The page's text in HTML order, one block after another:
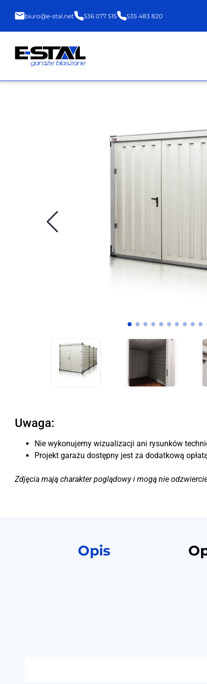
biuro@e-stal.net 536 077 515 535 483 820
Uwaga:
Nie wykonujemy wizualizacji ani rysunków
Projekt garażu dostępny jest za dodatkową
Zdjęcia mają charakter poglądowy i mogą nie
Opis